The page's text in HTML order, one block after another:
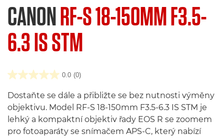
CANONRF-S 18-150MM F3.5-
6.3 IS STM
0.0 (0)
Dostaňte se dále a přibližte se bez nutnosti výměny
objektivu. Model RF-S 18-150mm F3.5-6.3 IS STM je
lehký a kompaktní objektiv řady EOS R se zoomem
pro fotoaparáty se snímačem APS-C, který nabízí